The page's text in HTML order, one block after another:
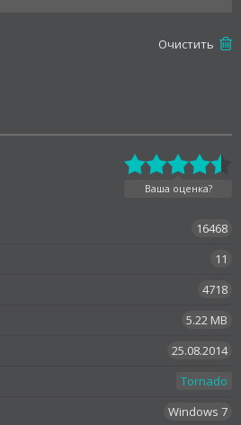
Oчистить
Ваша оценка?
16468
11
4718
5.22 MB
25.08.2014
Tornado
Windows 7